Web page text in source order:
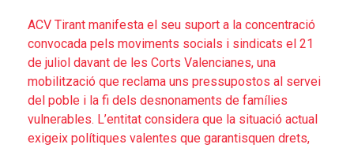
ACV Tirant manifesta el seu suport a la concentració
convocada pels moviments socials i sindicats el 21
de juliol davant de les Corts Valencianes, una
mobilització que reclama uns pressupostos al servei
del poble i la fi dels desnonaments de famílies
vulnerables. L’entitat considera que la situació actual
exigeix polítiques valentes que garantisquen drets,